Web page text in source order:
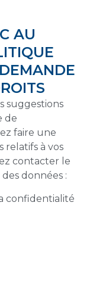
AU
suggestions
de
faire une
relatifs à vos
contacter le
données :
confidentialité